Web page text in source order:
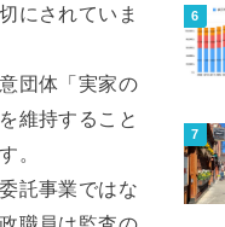
にされていま
団体「実家の
維持すること
。
託事業ではな